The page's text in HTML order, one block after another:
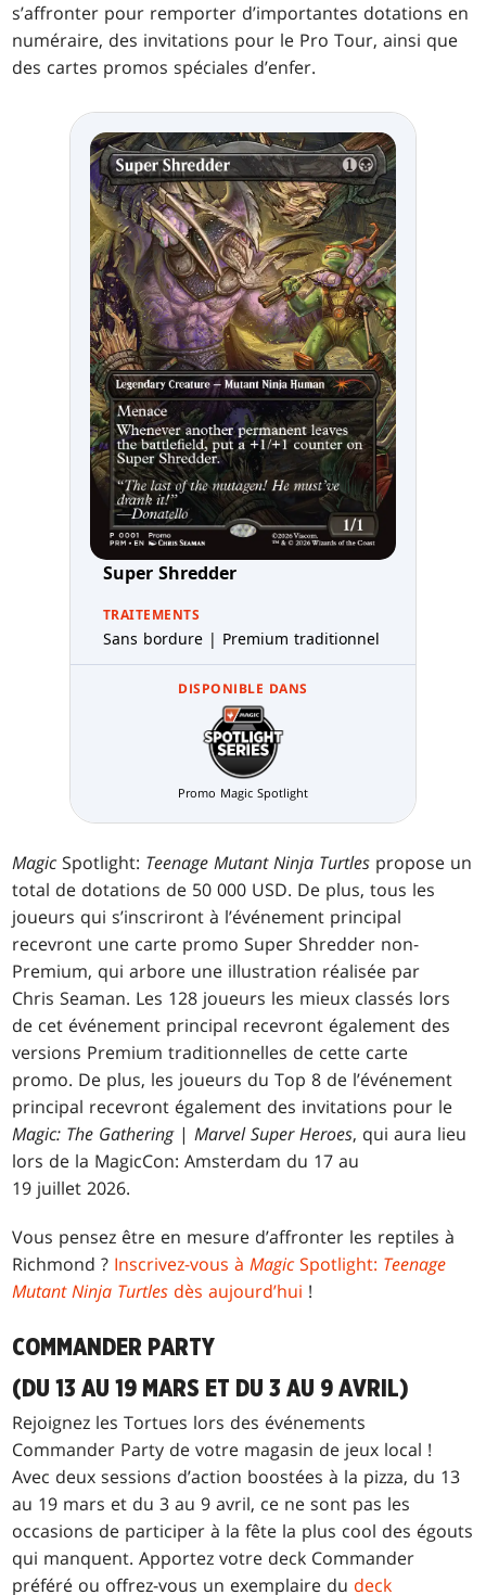
s’affronter pour remporter d’importantes dotations en
numéraire, des invitations pour le Pro Tour, ainsi que
des cartes promos spéciales d’enfer.
Super Shredder
TRAITEMENTS
Sans bordure | Premium traditionnel
DISPONIBLE DANS
Promo Magic Spotlight
Magic Spotlight: Teenage Mutant Ninja Turtles propose un
total de dotations de 50 000 USD. De plus, tous les
joueurs qui s’inscriront à l’événement principal
recevront une carte promo Super Shredder non-
Premium, qui arbore une illustration réalisée par
Chris Seaman. Les 128 joueurs les mieux classés lors
de cet événement principal recevront également des
versions Premium traditionnelles de cette carte
promo. De plus, les joueurs du Top 8 de l’événement
principal recevront également des invitations pour le
Magic: The Gathering|Marvel Super Heroes, qui aura lieu
lors de la MagicCon: Amsterdam du 17 au
19 juillet 2026.
Vous pensez être en mesure d’affronter les reptiles à
Richmond ? Inscrivez-vous àMagicSpotlight: Teenage
Mutant Ninja Turtles dès aujourd’hui !
COMMANDER PARTY
(DU 13 AU 19 MARS ET DU 3 AU 9 AVRIL)
Rejoignez les Tortues lors des événements
Commander Party de votre magasin de jeux local !
Avec deux sessions d’action boostées à la pizza, du 13
au 19 mars et du 3 au 9 avril, ce ne sont pas les
occasions de participer à la fête la plus cool des égouts
qui manquent. Apportez votre deck Commander
préféré ou offrez-vous un exemplaire du deck